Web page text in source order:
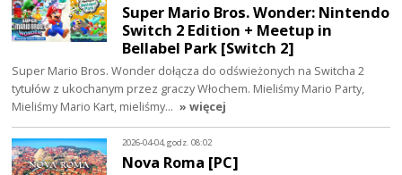
Super Mario Bros. Wonder: Nintendo
Switch 2 Edition + Meetup in
Bellabel Park [Switch 2]
Super Mario Bros. Wonder dołącza do odświeżonych na Switcha 2
tytułów z ukochanym przez graczy Włochem. Mieliśmy Mario Party,
Mieliśmy Mario Kart, mieliśmy… » więcej
2026-04-04, godz. 08:02
Nova Roma [PC]